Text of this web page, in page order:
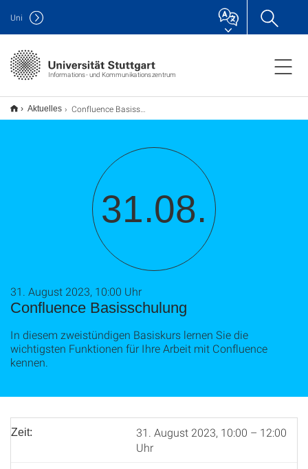
Informations- und Kommunikationszentrum
Uni
Aktuelles Confluence Basisschulung
31.08.
Confluence Basisschulung
31. August 2023, 10:00 Uhr
In diesem zweistündigen Basiskurs lernen Sie die
wichtigsten Funktionen für Ihre Arbeit mit Confluence
kennen.
Zeit:
31. August 2023, 10:00 – 12:00
Uhr